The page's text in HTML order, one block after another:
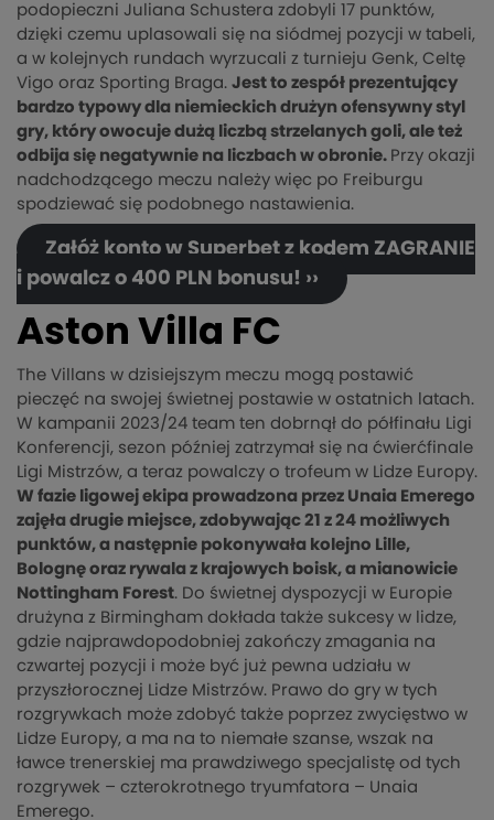
podopieczni Juliana Schustera zdobyli 17 punktów,
dzięki czemu uplasowali się na siódmej pozycji w tabeli,
a w kolejnych rundach wyrzucali z turnieju Genk, Celtę
Vigo oraz Sporting Braga. Jest to zespół prezentujący
bardzo typowy dla niemieckich drużyn ofensywny styl
gry, który owocuje dużą liczbą strzelanych goli, ale też
odbija się negatywnie na liczbach w obronie. Przy okazji
nadchodzącego meczu należy więc po Freiburgu
spodziewać się podobnego nastawienia.
Załóż konto w Superbet z kodem ZAGRANIE
i powalcz o 400 PLN bonusu! ››
Aston Villa FC
The Villans w dzisiejszym meczu mogą postawić
pieczęć na swojej świetnej postawie w ostatnich latach.
W kampanii 2023/24 team ten dobrnął do półfinału Ligi
Konferencji, sezon później zatrzymał się na ćwierćfinale
Ligi Mistrzów, a teraz powalczy o trofeum w Lidze Europy.
W fazie ligowej ekipa prowadzona przez Unaia Emerego
zajęła drugie miejsce, zdobywając 21 z 24 możliwych
punktów, a następnie pokonywała kolejno Lille,
Bolognę oraz rywala z krajowych boisk, a mianowicie
Nottingham Forest. Do świetnej dyspozycji w Europie
drużyna z Birmingham dokłada także sukcesy w lidze,
gdzie najprawdopodobniej zakończy zmagania na
czwartej pozycji i może być już pewna udziału w
przyszłorocznej Lidze Mistrzów. Prawo do gry w tych
rozgrywkach może zdobyć także poprzez zwycięstwo w
Lidze Europy, a ma na to niemałe szanse, wszak na
ławce trenerskiej ma prawdziwego specjalistę od tych
rozgrywek – czterokrotnego tryumfatora – Unaia
Emerego.